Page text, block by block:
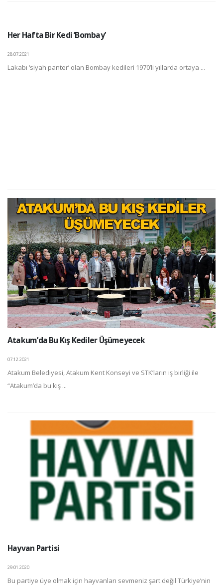
Her Hafta Bir Kedi ‘Bombay’
28.07.2021
Lakabı ‘siyah panter’ olan Bombay kedileri 1970’li yıllarda ortaya ...
Atakum’da Bu Kış Kediler Üşümeyecek
07.12.2021
Atakum Belediyesi, Atakum Kent Konseyi ve STK’ların iş birliği ile
“Atakum’da bu kış ...
Hayvan Partisi
29.01.2020
Bu partiye üye olmak için hayvanları sevmeniz şart değil Türkiye’nin